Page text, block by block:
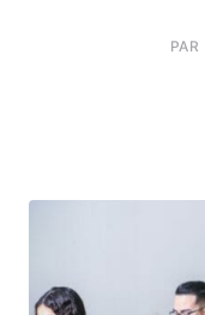
PAR